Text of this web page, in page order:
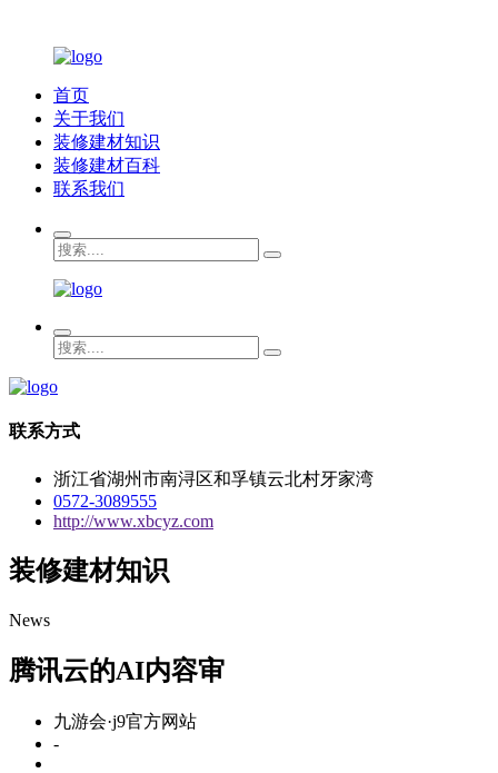
首页
关于我们
装修建材知识
装修建材百科
联系我们
联系方式
浙江省湖州市南浔区和孚镇云北村牙家湾
0572-3089555
http://www.xbcyz.com
装修建材知识
News
腾讯云的AI内容审
九游会·j9官方网站
-